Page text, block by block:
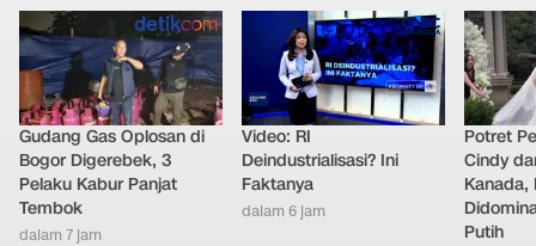
Gudang Gas Oplosan di
Bogor Digerebek, 3
Pelaku Kabur Panjat
Tembok
dalam 7 jam
Video: RI
Deindustrialisasi? Ini
Faktanya
dalam 6 jam
Potret
Cindy
Kanada,
Putih